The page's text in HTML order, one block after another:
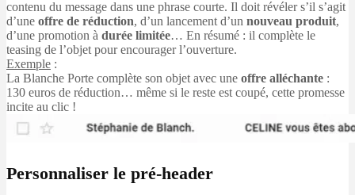
contenu du message dans une phrase courte. Il doit révéler s’il s’agit
d’une offre de réduction, d’un lancement d’un nouveau produit,
d’une promotion à durée limitée… En résumé : il complète le
teasing de l’objet pour encourager l’ouverture.
Exemple :
La Blanche Porte complète son objet avec une offre alléchante :
130 euros de réduction… même si le reste est coupé, cette promesse
incite au clic !
Personnaliser le pré-header